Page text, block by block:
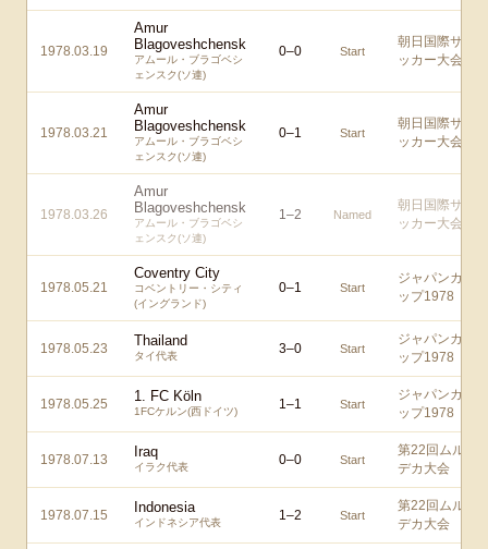
1978.03.19
Amur
Blagoveshchensk
アムール・ブラゴベシ
ェンスク(ソ連)
0–0 Start
朝日国際サ
ッカー大会
1978.03.21
Amur
Blagoveshchensk
アムール・ブラゴベシ
ェンスク(ソ連)
0–1 Start
朝日国際サ
ッカー大会
1978.03.26
Amur
Blagoveshchensk
アムール・ブラゴベシ
ェンスク(ソ連)
1–2 Named
朝日国際サ
ッカー大会
1978.05.21
Coventry City
コベントリー・シティ
(イングランド)
0–1 Start
ジャパンカ
ップ1978
1978.05.23 Thailand
タイ代表 3–0 Start
ジャパンカ
ップ1978
1978.05.25 1. FC Köln
1FCケルン(西ドイツ) 1–1 Start
ジャパンカ
ップ1978
1978.07.13 Iraq
イラク代表 0–0 Start
第22回ムル
デカ大会
1978.07.15 Indonesia
インドネシア代表 1–2 Start
第22回ムル
デカ大会